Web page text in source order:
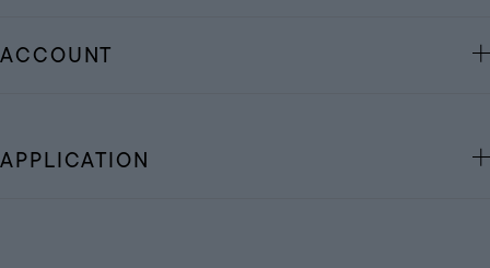
ACCOUNT
APPLICATION